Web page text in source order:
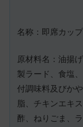
名称：即席カッ
原材料名：油揚
製ラード、食塩
付調味料及びか
脂、チキンエキ
酢、ねりごま、